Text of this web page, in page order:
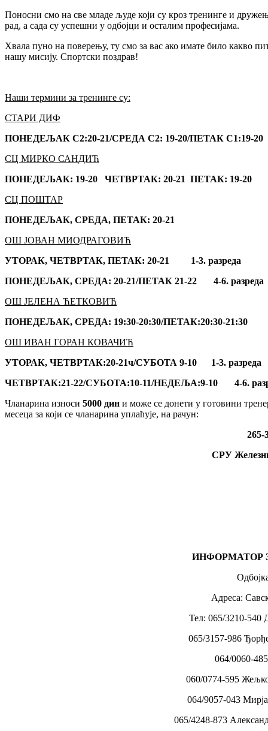
Поносни смо на све младе људе који су кроз тренинге и
рад, а сада су успешни у одбојци и осталим професијама.
Хвала пуно на поверењу, ту смо за вас ако имате било какво
нашу мисију. Спортски поздрав!
Наши термини за тренинге су:
СТАРИ ДИФ
ПОНЕДЕЉАК С2:20-21/СРЕДА С2: 19-20/ПЕТАК С1:19-20
СЦ МИРКО САНДИЋ
ПОНЕДЕЉАК: 19-20 ЧЕТВРТАК: 20-21 ПЕТАК: 19-20
СЦ ПОШТАР
ПОНЕДЕЉАК, СРЕДА, ПЕТАК: 20-21
ОШ ЈОВАН МИОДРАГОВИЋ
УТОРАК, ЧЕТВРТАК, ПЕТАК: 20-21 1-3. разреда
ПОНЕДЕЉАК, СРЕДА: 20-21/ПЕТАК 21-22 4-6. разреда
ОШ ЈЕЛЕНА ЋЕТКОВИЋ
ПОНЕДЕЉАК, СРЕДА: 19:30-20:30/ПЕТАК:20:30-21:30
ОШ ИВАН ГОРАН КОВАЧИЋ
УТОРАК, ЧЕТВРТАК:20-21ч/СУБОТА 9-10 1-3. разреда
ЧЕТВРТАК:21-22/СУБОТА:10-11/НЕДЕЉА:9-10 4-6.
Чланарина износи 5000 дин и може се донети у готовини
месеца за који се чланарина уплаћује, на рачун:
265-
СРУ
ИНФОРМАТОР
Адреса:
Тел: 065/3210-540
065/3157-986
064/0060-
060/0774-595
064/9057-043
065/4248-873